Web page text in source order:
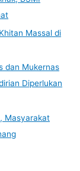
Massal di
dan Mukernas
Diperlukan
Masyarakat